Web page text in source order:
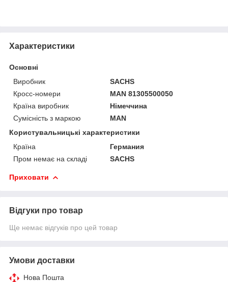
Характеристики
Основні
Виробник
SACHS
Кросс-номери
MAN 81305500050
Країна виробник
Німеччина
Сумісність з маркою
MAN
Користувальницькі характеристики
Країна
Германия
Пром немає на складі
SACHS
Приховати
Відгуки про товар
Ще немає відгуків про цей товар
Умови доставки
Нова Пошта